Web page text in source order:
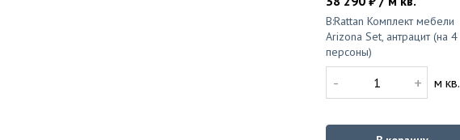
B:Rattan Комплект мебели
Arizona Set, антрацит (на 4
персоны)
- + м кв.